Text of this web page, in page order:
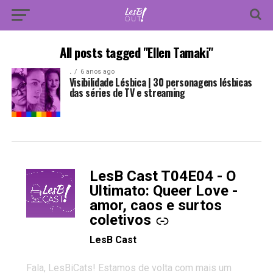
All posts tagged "Ellen Tamaki"
. 6 anos ago
Visibilidade Lésbica | 30 personagens lésbicas
das séries de TV e streaming
LesB Cast T04E04 - O
Ultimato: Queer Love -
amor, caos e surtos
coletivos
-
LesB Cast
Fala, LesBiCats! Estamos de volta com mais um